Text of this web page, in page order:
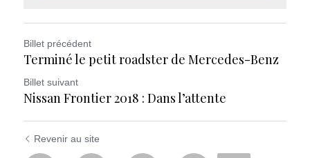
Billet précédent
Terminé le petit roadster de Mercedes-Benz
Billet suivant
Nissan Frontier 2018 : Dans l’attente
Revenir au site